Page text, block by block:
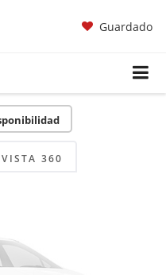
Guardado
VISTA 360
No
luego